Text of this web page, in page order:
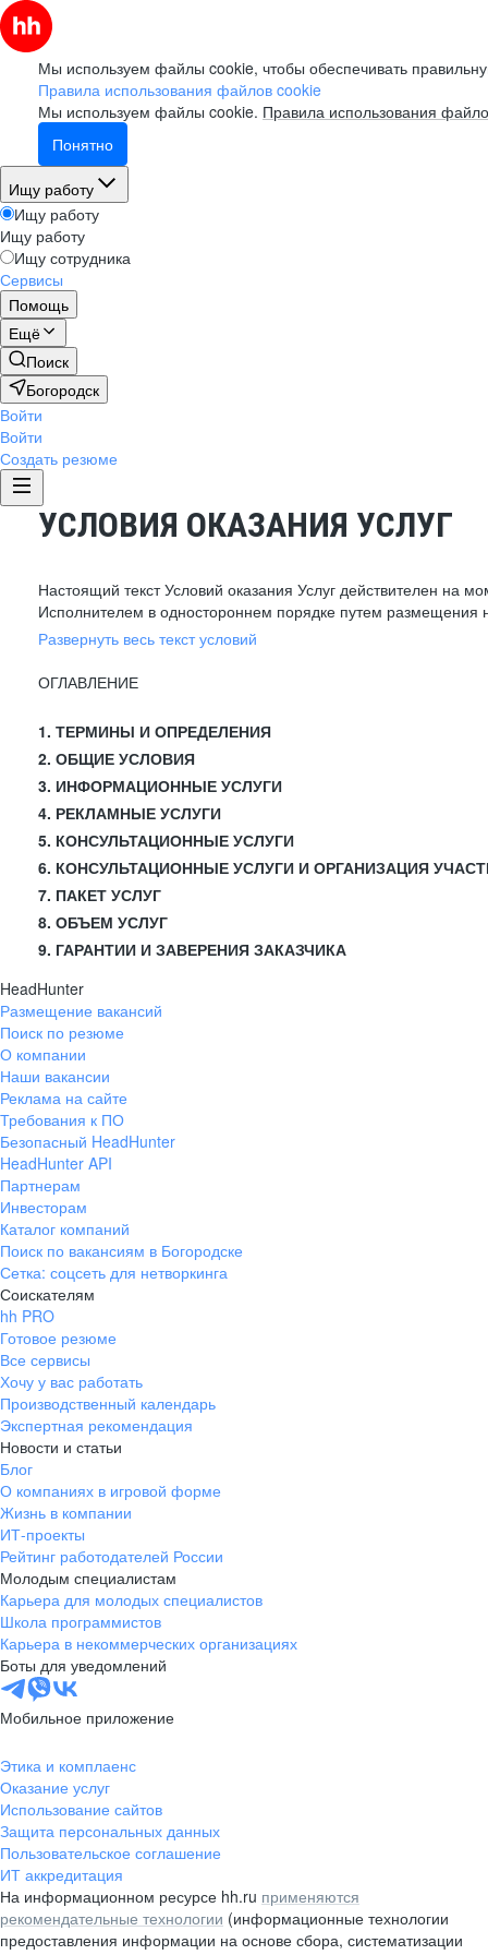
Мы используем файлы cookie, чтобы обеспечивать
Правила использования файлов cookie
Мы используем файлы cookie. Правила использования
Понятно
Ищу работу
Ищу работу
Ищу работу
Ищу сотрудника
Сервисы
Помощь
Ещё
Поиск
Богородск
Войти
Войти
Создать резюме
УСЛОВИЯ ОКАЗАНИЯ УСЛУГ
Настоящий текст Условий оказания Услуг действителен на
Исполнителем в одностороннем порядке путем размещения
Развернуть весь текст условий
ОГЛАВЛЕНИЕ
1. ТЕРМИНЫ И ОПРЕДЕЛЕНИЯ
2. ОБЩИЕ УСЛОВИЯ
3. ИНФОРМАЦИОННЫЕ УСЛУГИ
4. РЕКЛАМНЫЕ УСЛУГИ
5. КОНСУЛЬТАЦИОННЫЕ УСЛУГИ
6. КОНСУЛЬТАЦИОННЫЕ УСЛУГИ И ОРГАНИЗАЦИЯ
7. ПАКЕТ УСЛУГ
8. ОБЪЕМ УСЛУГ
9. ГАРАНТИИ И ЗАВЕРЕНИЯ ЗАКАЗЧИКА
HeadHunter
Размещение вакансий
Поиск по резюме
О компании
Наши вакансии
Реклама на сайте
Требования к ПО
Безопасный HeadHunter
HeadHunter API
Партнерам
Инвесторам
Каталог компаний
Поиск по вакансиям в Богородске
Сетка: соцсеть для нетворкинга
Соискателям
hh PRO
Готовое резюме
Все сервисы
Хочу у вас работать
Производственный календарь
Экспертная рекомендация
Новости и статьи
Блог
О компаниях в игровой форме
Жизнь в компании
ИТ-проекты
Рейтинг работодателей России
Молодым специалистам
Карьера для молодых специалистов
Школа программистов
Карьера в некоммерческих организациях
Боты для уведомлений
Мобильное приложение
Этика и комплаенс
Оказание услуг
Использование сайтов
Защита персональных данных
Пользовательское соглашение
ИТ аккредитация
На информационном ресурсе hh.ru применяются
рекомендательные технологии (информационные технологии
предоставления информации на основе сбора, систематизации